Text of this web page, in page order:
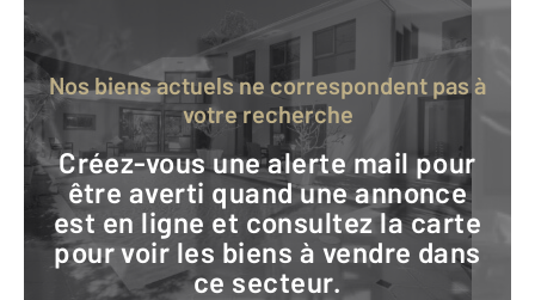
Nos biens actuels ne correspondent pas à
votre recherche
Créez-vous une alerte mail pour
être averti quand une annonce
est en ligne et consultez la carte
pour voir les biens à vendre dans
ce secteur.